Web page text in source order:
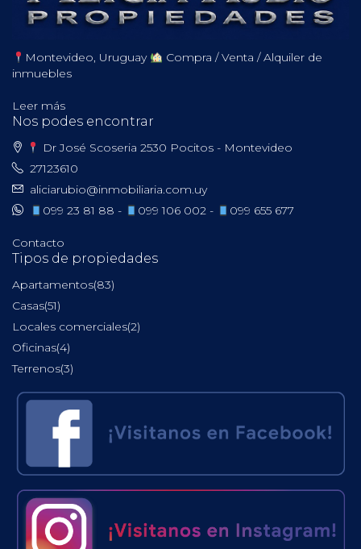
Montevideo, Uruguay
Compra / Venta / Alquiler de
inmuebles
Leer más
Nos podes encontrar
Dr José Scoseria 2530 Pocitos - Montevideo
27123610
aliciarubio@inmobiliaria.com.uy
099 23 81 88 -
099 106 002 - 099 655 677
Contacto
Tipos de propiedades
Apartamentos(83)
Casas(51)
Locales comerciales(2)
Oficinas(4)
Terrenos(3)